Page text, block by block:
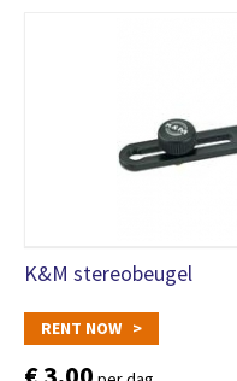
K&M stereobeugel
RENT NOW >